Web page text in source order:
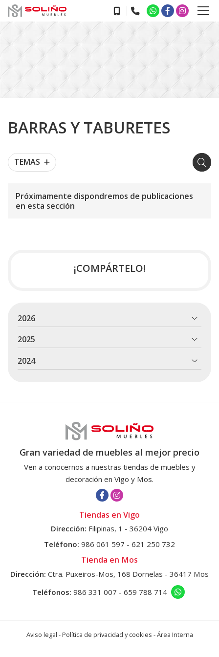
BARRAS Y TABURETES
TEMAS
Próximamente dispondremos de publicaciones
en esta sección
¡COMPÁRTELO!
2026
2025
2024
Gran variedad de muebles al mejor precio
Ven a conocernos a nuestras tiendas de muebles y
decoración en Vigo y Mos.
Tiendas en Vigo
Dirección: Filipinas, 1 - 36204 Vigo
Teléfono: 986 061 597 - 621 250 732
Tienda en Mos
Dirección: Ctra. Puxeiros-Mos, 168 Dornelas - 36417 Mos
Teléfonos: 986 331 007 - 659 788 714
Aviso legal -Política de privacidad y cookies -Área Interna